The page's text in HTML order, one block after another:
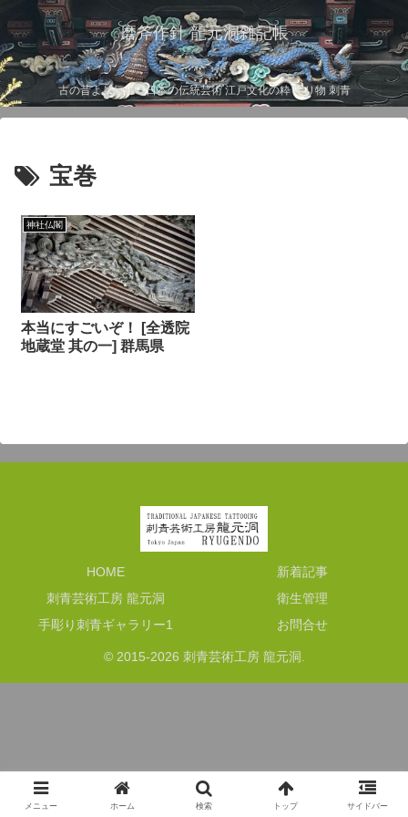
磨斧作針 龍元洞雑記帳
古の昔より伝わる日本の伝統芸術 江戸文化の粋 彫り物 刺青
宝巻
神社仏閣
本当にすごいぞ！ [全透院
地蔵堂 其の一] 群馬県
HOME
新着記事
刺青芸術工房 龍元洞
衛生管理
手彫り刺青ギャラリー1
お問合せ
© 2015-2026 刺青芸術工房 龍元洞.
メニュー ホーム 検索 トップ サイドバー